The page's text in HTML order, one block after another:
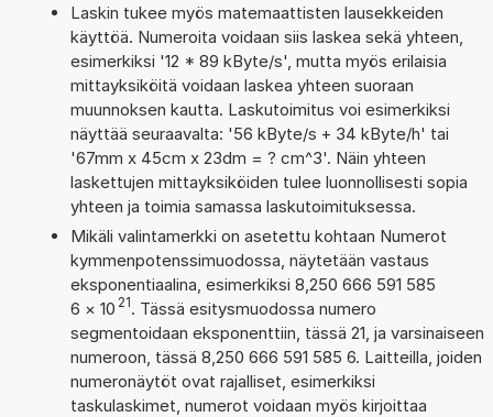
Laskin tukee myös matemaattisten lausekkeiden
käyttöä. Numeroita voidaan siis laskea sekä yhteen,
esimerkiksi '12 * 89 kByte/s', mutta myös erilaisia
mittayksiköitä voidaan laskea yhteen suoraan
muunnoksen kautta. Laskutoimitus voi esimerkiksi
näyttää seuraavalta: '56 kByte/s + 34 kByte/h' tai
'67mm x 45cm x 23dm = ? cm^3'. Näin yhteen
laskettujen mittayksiköiden tulee luonnollisesti sopia
yhteen ja toimia samassa laskutoimituksessa.
Mikäli valintamerkki on asetettu kohtaan Numerot
kymmenpotenssimuodossa, näytetään vastaus
eksponentiaalina, esimerkiksi 8,250 666 591 585
6 × 10 21. Tässä esitysmuodossa numero
segmentoidaan eksponenttiin, tässä 21, ja varsinaiseen
numeroon, tässä 8,250 666 591 585 6. Laitteilla, joiden
numeronäytöt ovat rajalliset, esimerkiksi
taskulaskimet, numerot voidaan myös kirjoittaa